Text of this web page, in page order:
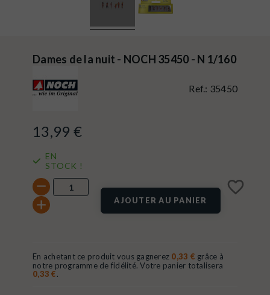
Dames de la nuit - NOCH 35450 - N 1/160
Ref.: 35450
13,99 €
EN
STOCK !
AJOUTER AU PANIER
favorite_border
En achetant ce produit vous gagnerez 0,33 € grâce à
notre programme de fidélité. Votre panier totalisera
0,33 €.